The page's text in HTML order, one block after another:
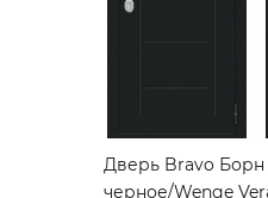
Дверь Bravo Борн
черное/Wenge